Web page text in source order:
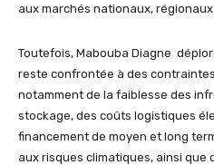
aux marchés nationaux,
Toutefois, Mabouba Diagne
reste confrontée à des
notamment de la faiblesse des
stockage, des coûts logistiques
financement de moyen et long
aux risques climatiques, ainsi que